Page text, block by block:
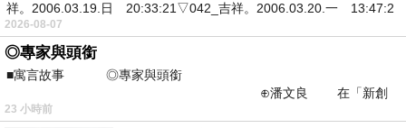
祥。2006.03.19.日 20:33:21▽042_吉祥。2006.03.20.一 13:47:2
2026-08-07
◎專家與頭銜
■寓言故事 ◎專家與頭銜
⊕潘文良 在「新創
之谷」裡——
23 小時前